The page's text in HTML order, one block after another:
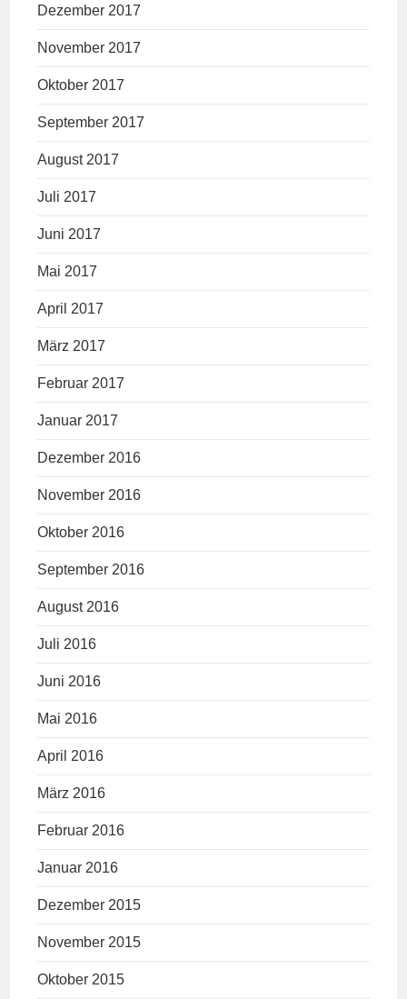
Dezember 2017
November 2017
Oktober 2017
September 2017
August 2017
Juli 2017
Juni 2017
Mai 2017
April 2017
März 2017
Februar 2017
Januar 2017
Dezember 2016
November 2016
Oktober 2016
September 2016
August 2016
Juli 2016
Juni 2016
Mai 2016
April 2016
März 2016
Februar 2016
Januar 2016
Dezember 2015
November 2015
Oktober 2015